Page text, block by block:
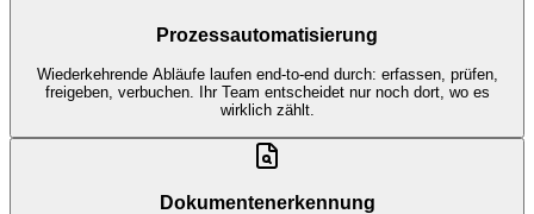
Prozessautomatisierung
Wiederkehrende Abläufe laufen end-to-end durch: erfassen, prüfen,
freigeben, verbuchen. Ihr Team entscheidet nur noch dort, wo es
wirklich zählt.
Dokumentenerkennung